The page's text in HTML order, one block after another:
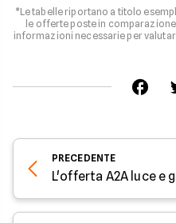
*Le tabelle riportano a titolo
le offerte poste in
informazioni necessarie per
PRECEDENTE
L'offerta A2A luce e